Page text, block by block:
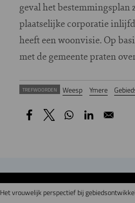
geval het bestemmingsplan
plaatselijke corporatie
heeft een woonvisie. Op
met de gemeente praten
TREFWOORDEN Weesp Ymere
Het vrouwelijk perspectief bij